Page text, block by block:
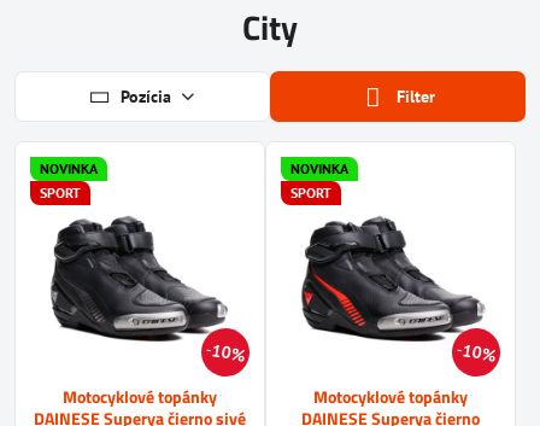
City
Pozícia Filter
10%
NOVINKA
SPORT
Motocyklové topánky
DAINESE Superya čierno sivé
10%
NOVINKA
SPORT
Motocyklové topánky
DAINESE Superya čierno